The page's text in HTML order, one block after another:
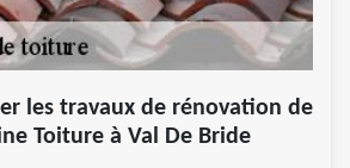
les travaux de rénovation de
Toiture à Val De Bride